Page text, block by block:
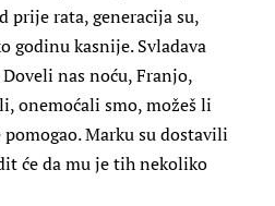
prije rata, generacija su,
godinu kasnije. Svladava
nas noću, Franjo,
onemoćali smo, možeš li
Marku su dostavili
će da mu je tih nekoliko